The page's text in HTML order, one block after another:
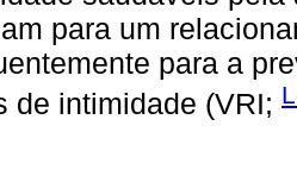
para um
para a
de intimidade (VRI;